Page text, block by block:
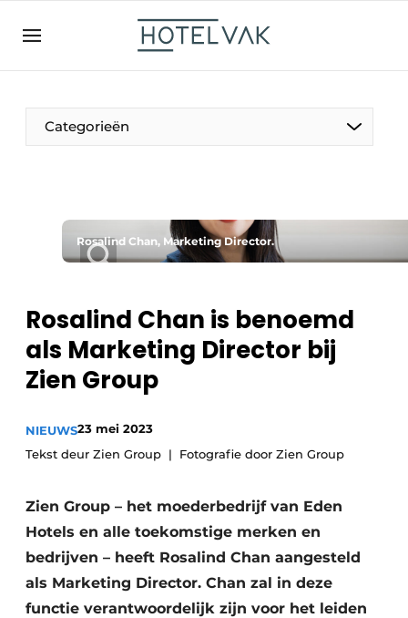
EN
NL
EN
FR
Categorieën
De Pen
Internationaal
HR & Personeel
Housekeeping
Rosalind Chan, Marketing Director.
Rosalind Chan is benoemd
als Marketing Director bij
Zien Group
NIEUWS23 mei 2023
Tekst deur Zien Group
Fotografie door Zien Group
Zien Group – het moederbedrijf van Eden
Hotels en alle toekomstige merken en
bedrijven – heeft Rosalind Chan aangesteld
als Marketing Director. Chan zal in deze
functie verantwoordelijk zijn voor het leiden